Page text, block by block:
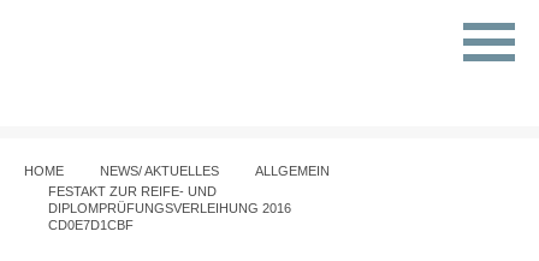
HOME NEWS/ AKTUELLES
ALLGEMEIN
FESTAKT ZUR REIFE- UND
DIPLOMPRÜFUNGSVERLEIHUNG 2016
CD0E7D1CBF